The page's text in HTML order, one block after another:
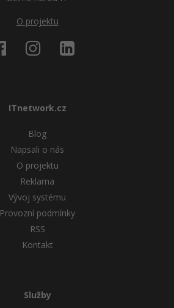
O projektu
ITnetwork.cz
Blog
Napsali o nás
O projektu
Reklama
Vývoj systému
Provozní podmínky
RSS
Kontakt
Služby